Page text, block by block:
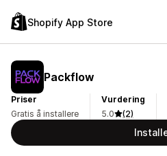
Shopify App Store
Packflow
Priser
Gratis å installere
Vurdering
5.0
(2)